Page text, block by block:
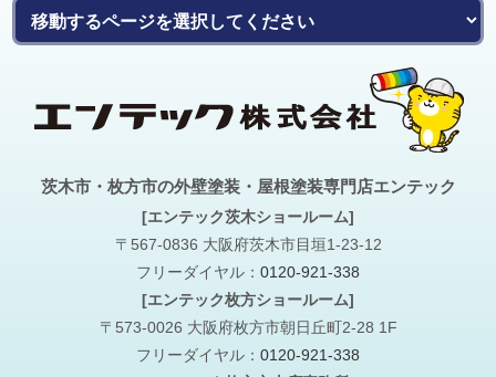
茨木市・枚方市の外壁塗装・屋根塗装専門店エンテック
[エンテック茨木ショールーム]
〒567-0836 大阪府茨木市目垣1-23-12
フリーダイヤル： 0120-921-338
[エンテック枚方ショールーム]
〒573-0026 大阪府枚方市朝日丘町2-28 1F
フリーダイヤル： 0120-921-338